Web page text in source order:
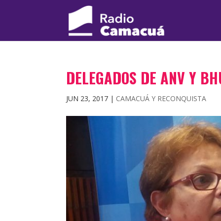
DELEGADOS DE ANV Y
JUN 23, 2017 | CAMACUÁ Y RECONQUISTA